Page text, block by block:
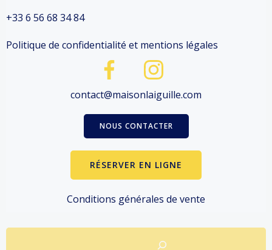
+33 6 56 68 34 84
Politique de confidentialité et mentions légales
contact@maisonlaiguille.com
NOUS CONTACTER
RÉSERVER EN LIGNE
Conditions générales de vente
Rechercher